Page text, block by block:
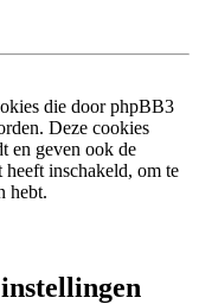
die door phpBB3
Deze cookies
en geven ook de
inschakeld, om te
hebt.